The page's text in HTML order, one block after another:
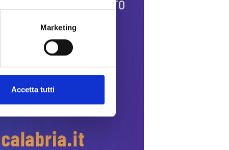
Marketing
Accetta tutti